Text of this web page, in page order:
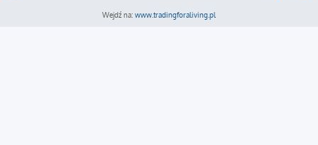
Wejdź na: www.tradingforaliving.pl